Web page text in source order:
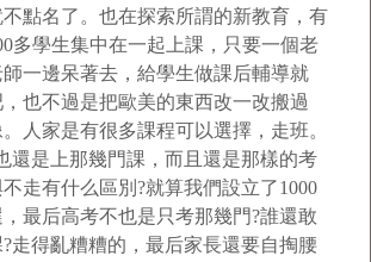
點名了。也在探索所謂的新教育，有
多學生集中在一起上課，只要一個老
一邊呆著去，給學生做課后輔導就
也不過是把歐美的東西改一改搬過
人家是有很多課程可以選擇，走班。
還是上那幾門課，而且還是那樣的考
走有什么區別?就算我們設立了1000
最后高考不也是只考那幾門?誰還敢
走得亂糟糟的，最后家長還要自掏腰